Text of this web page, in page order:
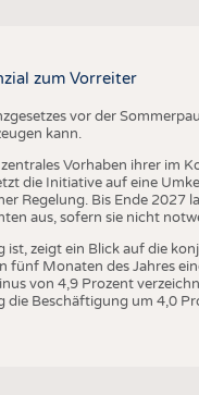
zum Vorreiter
vor der
kann.
Vorhaben ihrer im
die Initiative auf eine
Regelung. Bis Ende 2027
aus, sofern sie nicht
zeigt ein Blick auf die
Monaten des Jahres
von 4,9 Prozent
Beschäftigung um 4,0